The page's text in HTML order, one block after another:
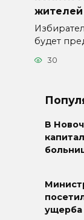
жителей
будет
30
В
ущерба